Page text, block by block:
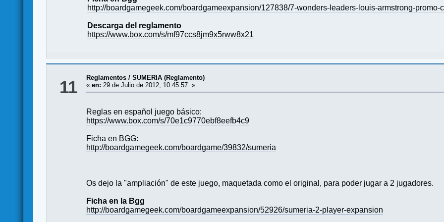
http://boardgamegeek.com/boardgameexpansion/127838/7-wonders-leaders-louis-armstrong-promo-
Descarga del reglamento
https://www.box.com/s/mf97ccs8jm9x5rww8x21
11 Reglamentos /SUMERIA (Reglamento)
«en: 29 de Julio de 2012, 10:45:57 »
Reglas en español juego básico:
https://www.box.com/s/70e1c9770ebf8eefb4c9
Ficha en BGG:
http://boardgamegeek.com/boardgame/39832/sumeria
Os dejo la "ampliación" de este juego, maquetada como el original, para poder jugar a 2 jugadores.
Ficha en la Bgg
http://boardgamegeek.com/boardgameexpansion/52926/sumeria-2-player-expansion